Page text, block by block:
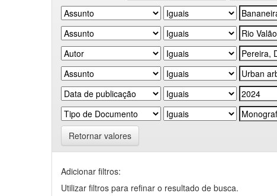
Retornar valores
Adicionar filtros:
Utilizar filtros para refinar o resultado de busca.